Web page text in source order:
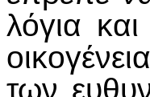
λόγια
των